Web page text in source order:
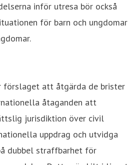
inför utresa bör också
för barn och ungdomar
förslaget att åtgärda de brister
åtaganden att
jurisdiktion över civil
uppdrag och utvidga
dubbel straffbarhet för